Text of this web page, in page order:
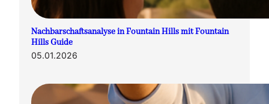
Nachbarschaftsanalyse in Fountain Hills mit Fountain
Hills Guide
05.01.2026